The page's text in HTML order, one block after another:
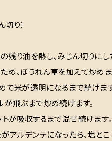
切り）
り油を熱し、みじん切りに
、ほうれん草を加えて炒め
米が透明になるまで続けます
飛ぶまで炒め続けます。
が吸収するまで混ぜ続けます
アルデンテになったら、塩とこ